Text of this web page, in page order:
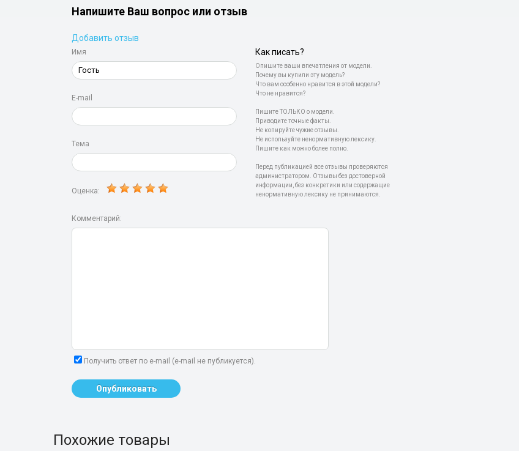
Напишите Ваш вопрос или отзыв
Добавить отзыв
Имя
E-mail
Тема
Оценка:
Как писать?
Опишите ваши впечатления от модели.
Почему вы купили эту модель?
Что вам особенно нравится в этой модели?
Что не нравится?
Пишите ТОЛЬКО о модели.
Приводите точные факты.
Не копируйте чужие отзывы.
Не используйте ненормативную лексику.
Пишите как можно более полно.
Перед публикацией все отзывы проверяются
администратором. Отзывы без достоверной
информации, без конкретики или содержащие
ненормативную лексику не принимаются.
Комментарий:
Получить ответ по e-mail (e-mail не публикуется).
Опубликовать
Похожие товары